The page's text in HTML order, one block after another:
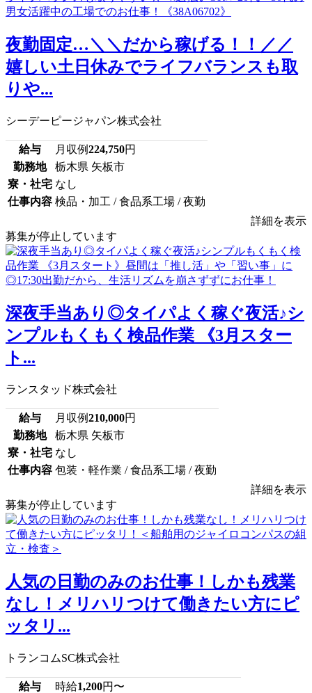
夜勤固定…＼＼だから稼げる！！／／
嬉しい土日休みでライフバランスも取
りや...
シーデーピージャパン株式会社
給与 月収例224,750円
勤務地
栃木県 矢板市
寮・社宅 なし
仕事内容 検品・加工 / 食品系工場 / 夜勤
詳細を表示
募集が停止しています
深夜手当あり◎タイパよく稼ぐ夜活♪シ
ンプルもくもく検品作業 《3月スター
ト...
ランスタッド株式会社
給与 月収例210,000円
勤務地
栃木県 矢板市
寮・社宅 なし
仕事内容 包装・軽作業 / 食品系工場 / 夜勤
詳細を表示
募集が停止しています
人気の日勤のみのお仕事！しかも残業
なし！メリハリつけて働きたい方にピ
ッタリ...
トランコムSC株式会社
給与 時給1,200円〜